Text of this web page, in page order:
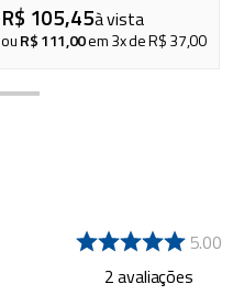
R$ 105,45à vista
ouR$111,00em3x deR$37,00
5.00
2avaliações